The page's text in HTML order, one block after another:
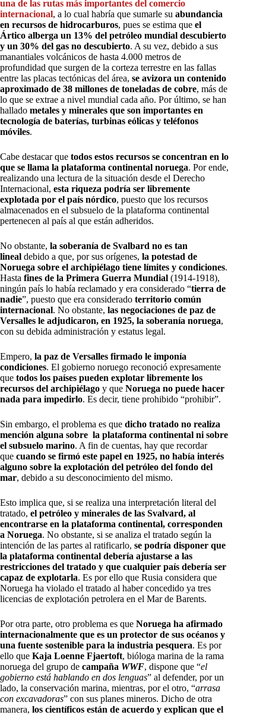
una de las rutas más importantes del comercio
internacional, a lo cual habría que sumarle su abundancia
en recursos de hidrocarburos, pues se estima que el
Ártico alberga un 13% del petróleo mundial descubierto
y un 30% del gas no descubierto. A su vez, debido a sus
manantiales volcánicos de hasta 4.000 metros de
profundidad que surgen de la corteza terrestre en las fallas
entre las placas tectónicas del área, se avizora un contenido
aproximado de 38 millones de toneladas de cobre, más de
lo que se extrae a nivel mundial cada año. Por último, se han
hallado metales y minerales que son importantes en
tecnología de baterías, turbinas eólicas y teléfonos
móviles.
Cabe destacar que todos estos recursos se concentran en lo
que se llama la plataforma continental noruega. Por ende,
realizando una lectura de la situación desde el Derecho
Internacional, esta riqueza podría ser libremente
explotada por el país nórdico, puesto que los recursos
almacenados en el subsuelo de la plataforma continental
pertenecen al país al que están adheridos.
No obstante, la soberanía de Svalbard no es tan
lineal debido a que, por sus orígenes, la potestad de
Noruega sobre el archipiélago tiene límites y condiciones.
Hasta fines de la Primera Guerra Mundial (1914-1918),
ningún país lo había reclamado y era considerado “tierra de
nadie”, puesto que era considerado territorio común
internacional. No obstante, las negociaciones de paz de
Versalles le adjudicaron, en 1925, la soberanía noruega,
con su debida administración y estatus legal.
Empero, la paz de Versalles firmado le imponía
condiciones. El gobierno noruego reconoció expresamente
que todos los países pueden explotar libremente los
recursos del archipiélago y que Noruega no puede hacer
nada para impedirlo. Es decir, tiene prohibido “prohibir”.
Sin embargo, el problema es que dicho tratado no realiza
mención alguna sobre la plataforma continental ni sobre
el subsuelo marino. A fin de cuentas, hay que recordar
que cuando se firmó este papel en 1925, no había interés
alguno sobre la explotación del petróleo del fondo del
mar, debido a su desconocimiento del mismo.
Esto implica que, si se realiza una interpretación literal del
tratado, el petróleo y minerales de las Svalvard, al
encontrarse en la plataforma continental, corresponden
a Noruega. No obstante, si se analiza el tratado según la
intención de las partes al ratificarlo, se podría disponer que
la plataforma continental debería ajustarse a las
restricciones del tratado y que cualquier país debería ser
capaz de explotarla. Es por ello que Rusia considera que
Noruega ha violado el tratado al haber concedido ya tres
licencias de explotación petrolera en el Mar de Barents.
Por otra parte, otro problema es que Noruega ha afirmado
internacionalmente que es un protector de sus océanos y
una fuente sostenible para la industria pesquera. Es por
ello que Kaja Loenne Fjaertoft, bióloga marina de la rama
noruega del grupo de campaña WWF, dispone que “el
gobierno está hablando en dos lenguas” al defender, por un
lado, la conservación marina, mientras, por el otro, “arrasa
con excavadoras” con sus planes mineros. Dicho de otra
manera, los científicos están de acuerdo y explican que el